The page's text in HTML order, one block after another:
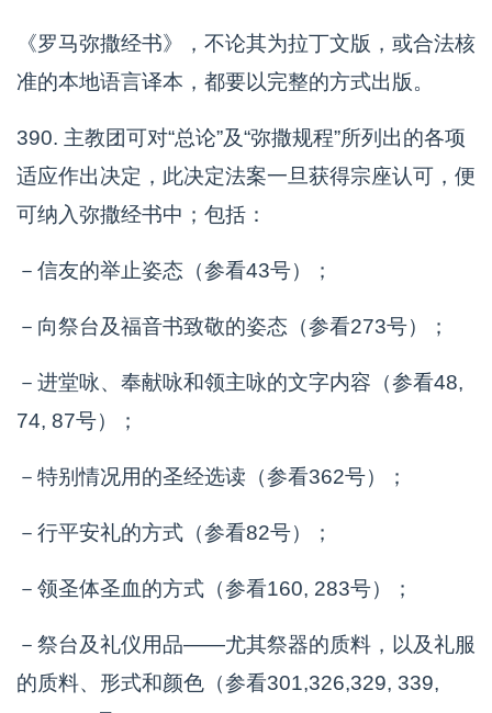
《罗马弥撒经书》，不论其为拉丁文版，或合法核
准的本地语言译本，都要以完整的方式出版。
390. 主教团可对“总论”及“弥撒规程”所列出的各项
适应作出决定，此决定法案一旦获得宗座认可，便
可纳入弥撒经书中；包括：
－信友的举止姿态（参看43号）；
－向祭台及福音书致敬的姿态（参看273号）；
－进堂咏、奉献咏和领主咏的文字内容（参看48,
74, 87号）；
－特别情况用的圣经选读（参看362号）；
－行平安礼的方式（参看82号）；
－领圣体圣血的方式（参看160, 283号）；
－祭台及礼仪用品——尤其祭器的质料，以及礼服
的质料、形式和颜色（参看301,326,329, 339,